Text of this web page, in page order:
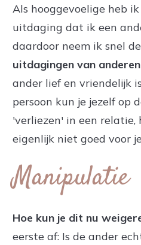
Als hooggevoelige heb
uitdaging dat ik een
daardoor neem ik snel de
uitdagingen van
ander lief en vriendelijk
persoon kun je jezelf op
'verliezen' in een relatie,
eigenlijk niet goed voor
Manipulatie
Hoe kun je dit nu
eerste af: Is de ander